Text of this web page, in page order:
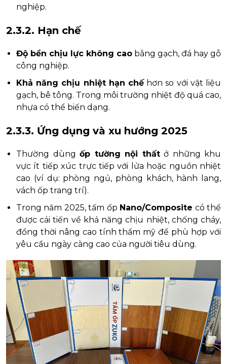
nghiệp.
2.3.2. Hạn chế
Độ bền chịu lực không cao bằng gạch, đá hay gỗ
công nghiệp.
Khả năng chịu nhiệt hạn chếhơn so với vật liệu
gạch, bê tông. Trong môi trường nhiệt độ quá cao,
nhựa có thể biến dạng.
2.3.3. Ứng dụng và xu hướng 2025
Thường dùng ốp tường nội thấtở những khu
vực ít tiếp xúc trực tiếp với lửa hoặc nguồn nhiệt
cao (ví dụ: phòng ngủ, phòng khách, hành lang,
vách ốp trang trí).
Trong năm 2025, tấm ốp Nano/Composite có thể
được cải tiến về khả năng chịu nhiệt, chống cháy,
đồng thời nâng cao tính thẩm mỹ để phù hợp với
yêu cầu ngày càng cao của người tiêu dùng.